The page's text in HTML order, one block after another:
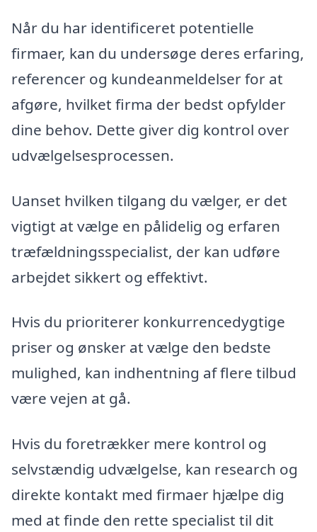
Når du har identificeret potentielle
firmaer, kan du undersøge deres erfaring,
referencer og kundeanmeldelser for at
afgøre, hvilket firma der bedst opfylder
dine behov. Dette giver dig kontrol over
udvælgelsesprocessen.
Uanset hvilken tilgang du vælger, er det
vigtigt at vælge en pålidelig og erfaren
træfældningsspecialist, der kan udføre
arbejdet sikkert og effektivt.
Hvis du prioriterer konkurrencedygtige
priser og ønsker at vælge den bedste
mulighed, kan indhentning af flere tilbud
være vejen at gå.
Hvis du foretrækker mere kontrol og
selvstændig udvælgelse, kan research og
direkte kontakt med firmaer hjælpe dig
med at finde den rette specialist til dit